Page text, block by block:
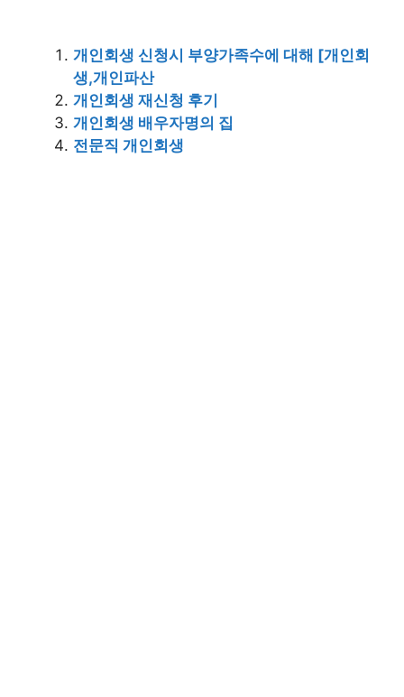
개인회생 신청시 부양가족수에 대해 [개인회
생,개인파산
개인회생 재신청 후기
개인회생 배우자명의 집
전문직 개인회생